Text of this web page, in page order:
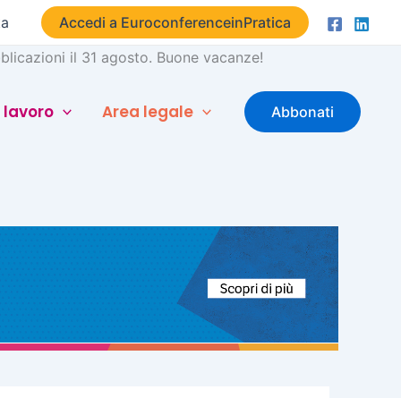
Accedi a EuroconferenceinPratica
il 31 agosto. Buone vacanze!
lavoro Area legale Abbonati